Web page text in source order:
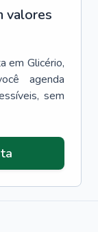
valores
em Glicério,
agenda
sem